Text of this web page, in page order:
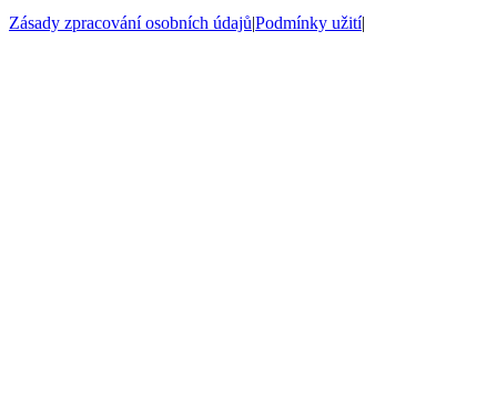
Zásady zpracování osobních údajů|Podmínky užití|